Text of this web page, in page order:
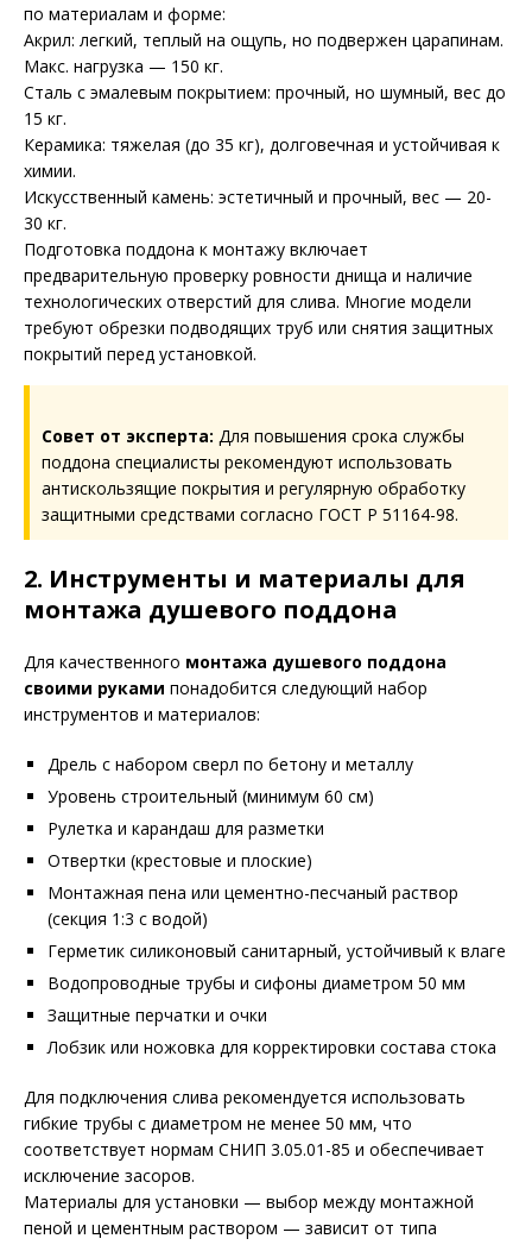
по материалам и форме:
Акрил: легкий, теплый на ощупь, но подвержен царапинам.
Макс. нагрузка — 150 кг.
Сталь с эмалевым покрытием: прочный, но шумный, вес до
15 кг.
Керамика: тяжелая (до 35 кг), долговечная и устойчивая к
химии.
Искусственный камень: эстетичный и прочный, вес — 20-
30 кг.
Подготовка поддона к монтажу включает
предварительную проверку ровности днища и наличие
технологических отверстий для слива. Многие модели
требуют обрезки подводящих труб или снятия защитных
покрытий перед установкой.
Совет от эксперта: Для повышения срока службы
поддона специалисты рекомендуют использовать
антискользящие покрытия и регулярную обработку
защитными средствами согласно ГОСТ Р 51164-98.
2. Инструменты и материалы для
монтажа душевого поддона
Для качественного монтажа душевого поддона
своими руками понадобится следующий набор
инструментов и материалов:
Дрель с набором сверл по бетону и металлу
Уровень строительный (минимум 60 см)
Рулетка и карандаш для разметки
Отвертки (крестовые и плоские)
Монтажная пена или цементно-песчаный раствор
(секция 1:3 с водой)
Герметик силиконовый санитарный, устойчивый к влаге
Водопроводные трубы и сифоны диаметром 50 мм
Защитные перчатки и очки
Лобзик или ножовка для корректировки состава стока
Для подключения слива рекомендуется использовать
гибкие трубы с диаметром не менее 50 мм, что
соответствует нормам СНИП 3.05.01-85 и обеспечивает
исключение засоров.
Материалы для установки — выбор между монтажной
пеной и цементным раствором — зависит от типа